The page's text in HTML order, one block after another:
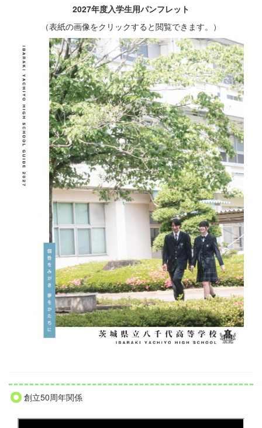
2027年度入学生用パンフレット
（表紙の画像をクリックすると閲覧できます。）
創立50周年関係